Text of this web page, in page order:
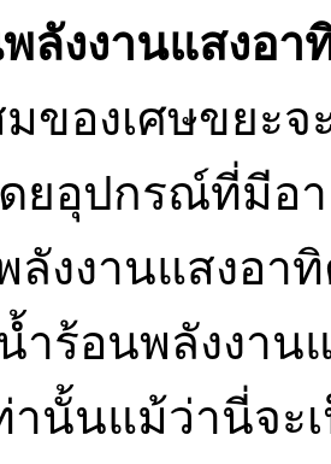
ลังงานแสงอา
ของเศษขยะจ
ยอุปกรณ์ที่มีอ
ลังงานแสงอา
ำร้อนพลังงาน
านั้นแม้ว่านี่จะ